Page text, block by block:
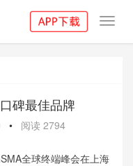
碑最佳品牌
• 阅读 2794
全球终端峰会在上海